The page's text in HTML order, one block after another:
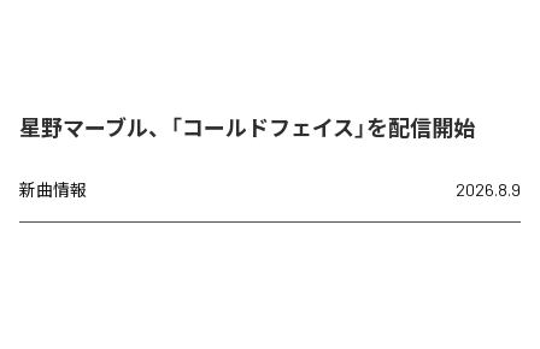
星野マーブル、「コールドフェイス」を配信開始
新曲情報 2026.8.9